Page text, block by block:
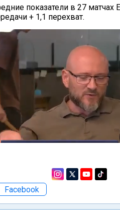
показатели в 27 матчах
+ 1,1 перехват.
Facebook